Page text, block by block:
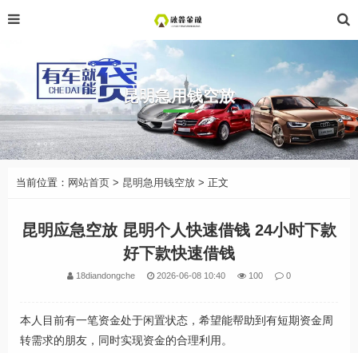
昆明急用钱空放
当前位置： 网站首页 > 昆明急用钱空放 > 正文
昆明应急空放 昆明个人快速借钱 24小时下款
好下款快速借钱
18diandongche 2026-06-08 10:40 100 0
本人目前有一笔资金处于闲置状态，希望能帮助到有短期资金周
转需求的朋友，同时实现资金的合理利用。